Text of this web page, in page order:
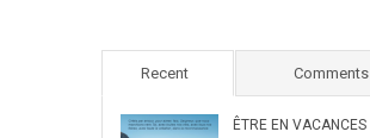
Recent Comments
ÊTRE EN VACANCES